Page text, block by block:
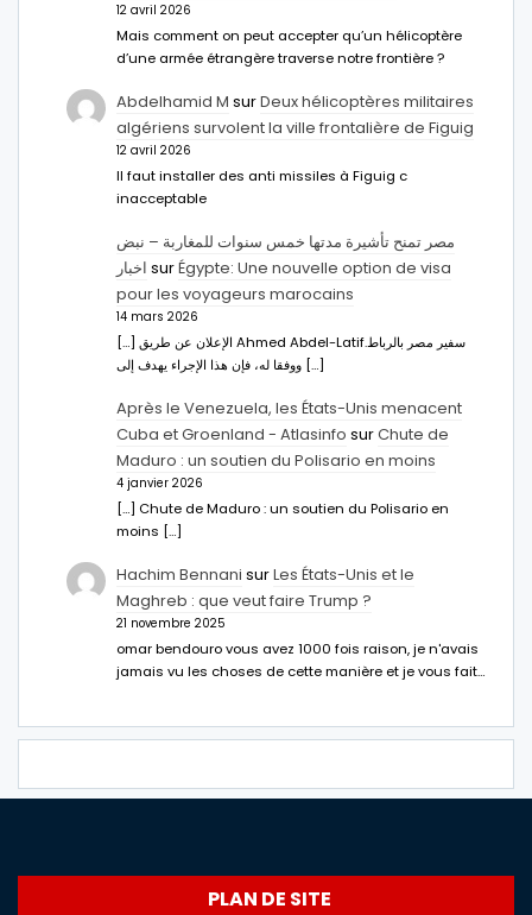
12 avril 2026
Mais comment on peut accepter qu’un hélicoptère
d’une armée étrangère traverse notre frontière ?
Abdelhamid M surDeux hélicoptères militaires
algériens survolent la ville frontalière de Figuig
12 avril 2026
Il faut installer des anti missiles à Figuig c
inacceptable
مصر تمنح تأشيرة مدتها خمس سنوات للمغاربة – نبض
اخبار surÉgypte: Une nouvelle option de visa
pour les voyageurs marocains
14 mars 2026
[…] الإعلان عن طريق Ahmed Abdel-Latifسفير مصر بالرباط.
ووفقا له، فإن هذا الإجراء يهدف إلى […]
Après le Venezuela, les États-Unis menacent
Cuba et Groenland - Atlasinfo surChute de
Maduro : un soutien du Polisario en moins
4 janvier 2026
[…] Chute de Maduro : un soutien du Polisario en
moins […]
Hachim Bennani surLes États-Unis et le
Maghreb : que veut faire Trump ?
21 novembre 2025
omar bendouro vous avez 1000 fois raison, je n'avais
jamais vu les choses de cette manière et je vous fait…
PLAN DE SITE